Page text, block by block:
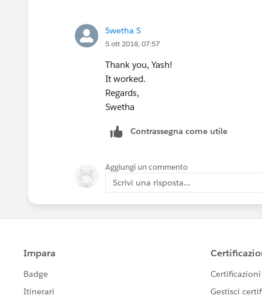
Swetha S
5 ott 2018, 07:57
Thank you, Yash!
It worked.
Regards,
Swetha
Contrassegna come utile
Aggiungi un commento
Scrivi una risposta...